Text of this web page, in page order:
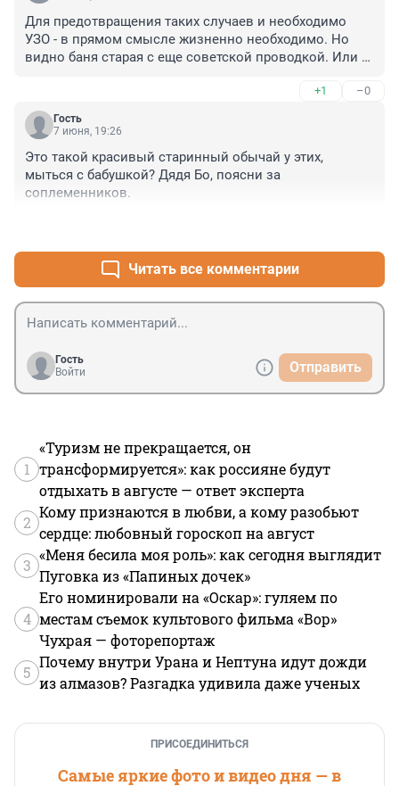
Для предотвращения таких случаев и необходимо
УЗО - в прямом смысле жизненно необходимо. Но
видно баня старая с еще советской проводкой. Или
+1 –0
Гость
7 июня, 19:26
Это такой красивый старинный обычай у этих,
мыться с бабушкой? Дядя Бо, поясни за
соплеменников.
Читать все комментарии
Гость
Войти
Отправить
1
«Туризм не прекращается, он
трансформируется»: как россияне будут
отдыхать в августе — ответ эксперта
2
Кому признаются в любви, а кому разобьют
сердце: любовный гороскоп на август
3
«Меня бесила моя роль»: как сегодня выглядит
Пуговка из «Папиных дочек»
4
Его номинировали на «Оскар»: гуляем по
местам съемок культового фильма «Вор»
Чухрая — фоторепортаж
5
Почему внутри Урана и Нептуна идут дожди
из алмазов? Разгадка удивила даже ученых
ПРИСОЕДИНИТЬСЯ
Самые яркие фото и видео дня — в